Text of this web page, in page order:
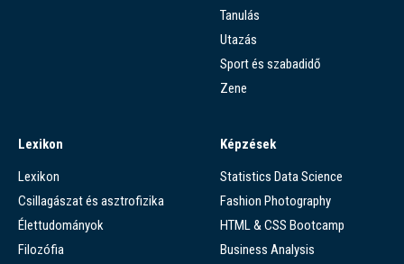
Tanulás
Utazás
Sport és szabadidő
Zene
Lexikon
Lexikon
Csillagászat és asztrofizika
Élettudományok
Filozófia
Képzések
Statistics Data Science
Fashion Photography
HTML & CSS Bootcamp
Business Analysis